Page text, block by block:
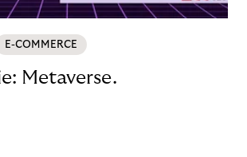
E-COMMERCE
Metaverse.